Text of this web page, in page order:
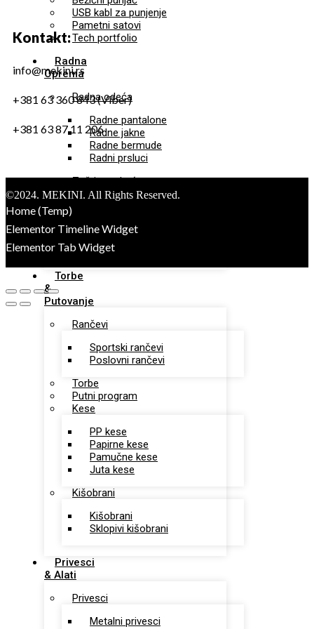
USB kabl za punjenje
Pametni satovi
Tech portfolio
Radna
Oprema
Radna odeća
Radne pantalone
Radne jakne
Radne bermude
Radni prsluci
Zaštitna obuća
Sigurnosna obuća
Dodatna radna oprema
Torbe
&
Putovanje
Rančevi
Sportski rančevi
Poslovni rančevi
Torbe
Putni program
Kese
PP kese
Papirne kese
Pamučne kese
Juta kese
Kišobrani
Kišobrani
Sklopivi kišobrani
Privesci
& Alati
Privesci
Metalni privesci
Kontakt:
info@mekini.rs
+381 63 360 843 (Viber)
+381 63 87 11 206
©2024. MEKINI. All Rights Reserved.
Home (Temp)
Elementor Timeline Widget
Elementor Tab Widget